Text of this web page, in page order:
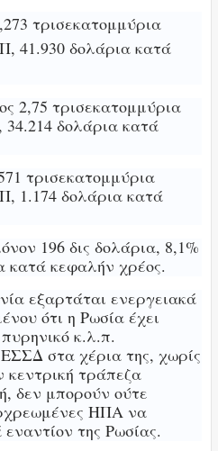
τρισεκατομμύρια
41.930 δολάρια κατά
2,75 τρισεκατομμύρια
δολάρια κατά
τρισεκατομμύρια
1.174 δολάρια κατά
196 δις δολάρια, 8,1%
κατά κεφαλήν χρέος.
εξαρτάται ενεργειακά
ότι η Ρωσία έχει
κ.λ.π.
στα χέρια της, χωρίς
κεντρική τράπεζα
δεν μπορούν ούτε
ΗΠΑ να
της Ρωσίας.